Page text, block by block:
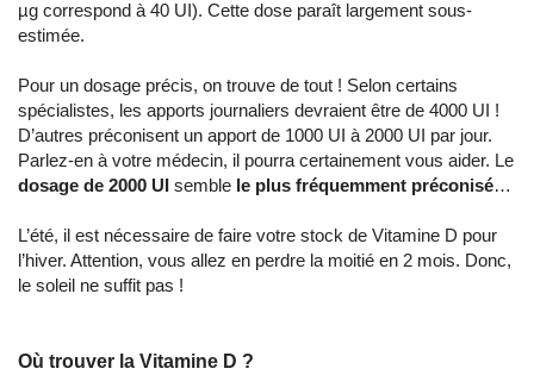
µg correspond à 40 UI). Cette dose paraît largement sous-
estimée.
Pour un dosage précis, on trouve de tout ! Selon certains
spécialistes, les apports journaliers devraient être de 4000 UI !
D’autres préconisent un apport de 1000 UI à 2000 UI par jour.
Parlez-en à votre médecin, il pourra certainement vous aider. Le
dosage de 2000 UI semble le plus fréquemment préconisé…
L’été, il est nécessaire de faire votre stock de Vitamine D pour
l’hiver. Attention, vous allez en perdre la moitié en 2 mois. Donc,
le soleil ne suffit pas !
Où trouver la Vitamine D ?